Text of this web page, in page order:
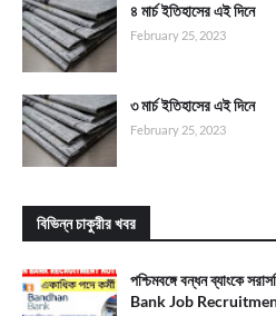
৪ মার্চ ইতিহাসের এই দিনে
February 25, 2023
৩ মার্চ ইতিহাসের এই দিনে
February 25, 2023
বিভিন্ন চাকুরীর খবর
পশ্চিমবঙ্গে বন্ধন ব্যাংকে
Bank Job